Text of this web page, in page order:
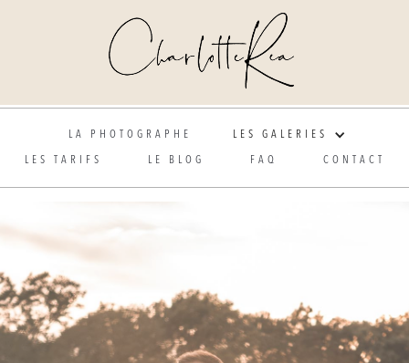
LA PHOTOGRAPHE LES GALERIES
LES TARIFS LE BLOG FAQ CONTACT